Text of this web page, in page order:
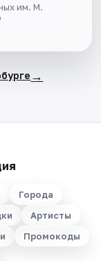
им. М.
→
Города
Артисты
Промокоды